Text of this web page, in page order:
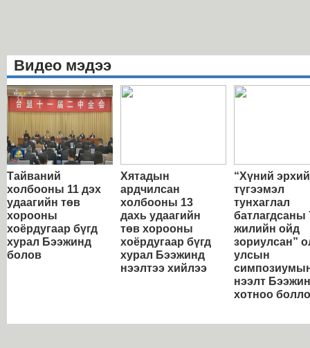
Видео мэдээ
Тайваний
холбооны 11 дэх
удаагийн төв
хорооны
хоёрдугаар бүгд
хурал Бээжинд
болов
Хятадын
ардчилсан
холбооны 13
дахь удаагийн
төв хорооны
хоёрдугаар бүгд
хурал Бээжинд
нээлтээ хийлээ
“Хүний
түгээмэл
тунхаглал
батлагдсаны
жилийн ойд
зориулсан”
улсын
нээлт Бээжин
хотноо